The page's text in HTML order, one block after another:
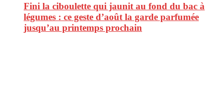
Fini la ciboulette qui jaunit au fond du bac à
légumes : ce geste d’août la garde parfumée
jusqu’au printemps prochain